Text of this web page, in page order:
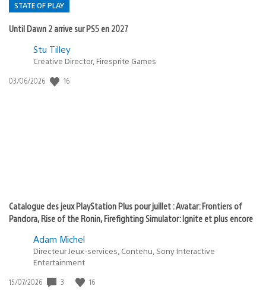
STATE OF PLAY
Until Dawn 2 arrive sur PS5 en 2027
Postée
:
Stu Tilley
Creative Director, Firesprite Games
Date
03/06/2026 16
Catalogue des jeux PlayStation Plus pour juillet : Avatar: Frontiers of
Pandora, Rise of the Ronin, Firefighting Simulator: Ignite et plus encore
Adam Michel
Directeur Jeux-services, Contenu, Sony Interactive
Entertainment
Date
15/07/2026 3 16